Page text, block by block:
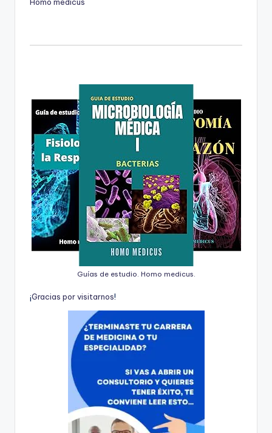
Homo medicus
Guías de estudio. Homo medicus.
¡Gracias porvisitarnos!